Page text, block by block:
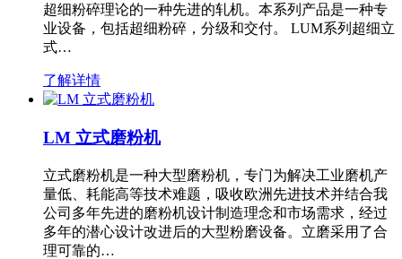
超细粉碎理论的一种先进的轧机。本系列产品是一种专
业设备，包括超细粉碎，分级和交付。 LUM系列超细立
式…
了解详情
LM 立式磨粉机
立式磨粉机是一种大型磨粉机，专门为解决工业磨机产
量低、耗能高等技术难题，吸收欧洲先进技术并结合我
公司多年先进的磨粉机设计制造理念和市场需求，经过
多年的潜心设计改进后的大型粉磨设备。立磨采用了合
理可靠的…